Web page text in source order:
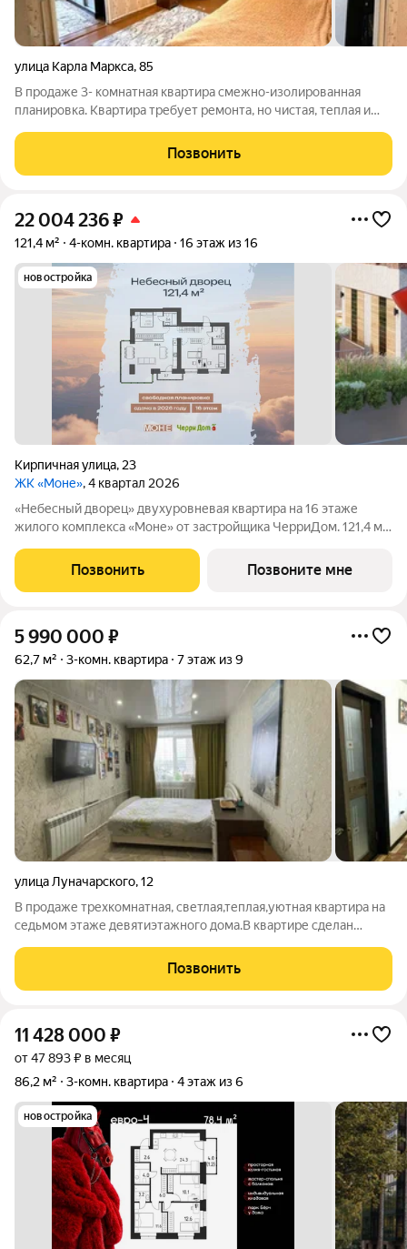
улица Карла Маркса,85
В продаже 3- комнатная квартира смежно-изолированная
планировка. Квартира требует ремонта, но чистая, теплая и
бюджет. Окна и балкон стеклопакеты. Газовая колонка в
хорошем рабочем состоянии,
Позвонить
22 004 236₽
121,4 м² 4-комн. квартира 16 этаж из 16
новостройка
Кирпичная улица, 23
ЖК «Моне», 4 квартал 2026
«Небесный дворец» двухуровневая квартира на 16 этаже
жилого комплекса «Моне» от застройщика ЧерриДом. 121,4 м,
это не квартира, это произведение архитектурного искусства
на вершине дома. 60
Позвонить Позвоните мне
5 990 000 ₽
62,7 м² 3-комн. квартира 7 этаж из 9
улица Луначарского,12
В продаже трехкомнатная, светлая,теплая,уютная квартира на
седьмом этаже девятиэтажного дома.В квартире сделан
обои,на полу в одной из комнат ламинат, по всей квартире
качественный линолеум.
Позвонить
11 428 000 ₽
от 47 893 ₽ в месяц
86,2 м²
3-комн. квартира 4 этаж из 6
новостройка